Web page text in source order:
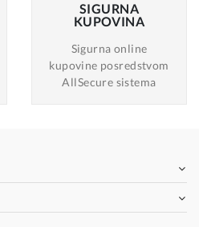
SIGURNA
KUPOVINA
Sigurna online
kupovine posredstvom
AllSecure sistema